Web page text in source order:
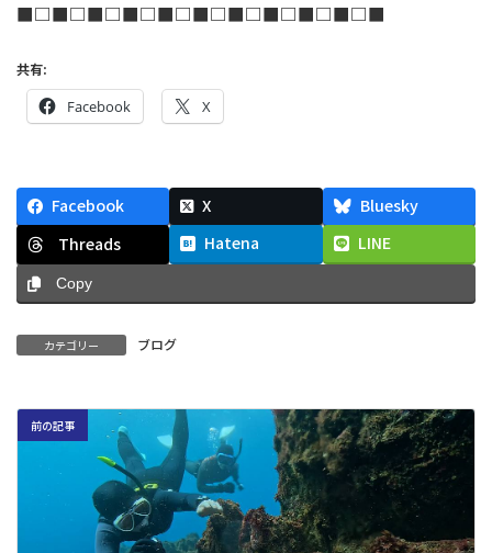
■□■□■□■□■□■□■□■□■□■□■
共有:
Facebook X
Facebook X
Bluesky
Threads
Hatena LINE
Copy
カテゴリー ブログ
前の記事